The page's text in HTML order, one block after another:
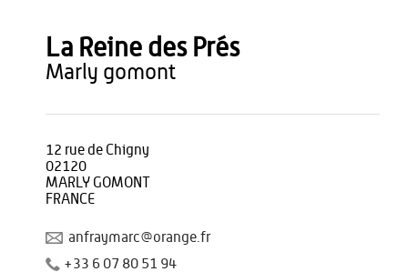
La Reine des Prés
marly gomont
12 rue de Chigny
02120
MARLY GOMONT
FRANCE
anfraymarc@orange.fr
+33 6 07 80 51 94